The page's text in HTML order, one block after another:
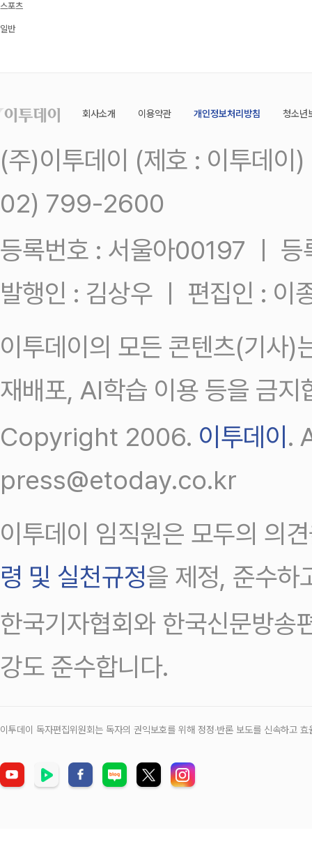
스포츠
일반
회사소개 이용약관 개인정보처리방침 청소년
(주)이투데이 (제호 : 이투데
02) 799-2600
등록번호 : 서울아00197 ㅣ
발행인 : 김상우 ㅣ 편집인 : 이
이투데이의 모든 콘텐츠(기사)
재배포, AI학습 이용 등을 금지
Copyright 2006. 이투데이.
press@etoday.co.kr
이투데이 임직원은 모두의 의
령 및 실천규정을 제정, 준수하
한국기자협회와 한국신문방송
강도 준수합니다.
이투데이 독자편집위원회는 독자의 권익보호를 위해 정정‧반론 보도를 신속하고